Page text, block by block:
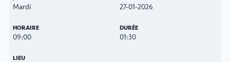
Mardi 27-01-2026
09:00 01:30